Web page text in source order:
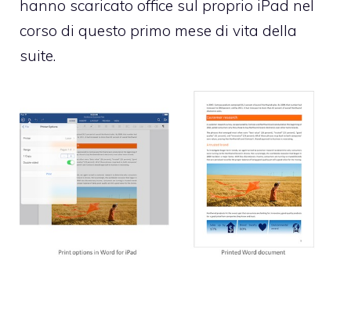
hanno scaricato office sul proprio iPad nel
corso di questo primo mese di vita della
suite.